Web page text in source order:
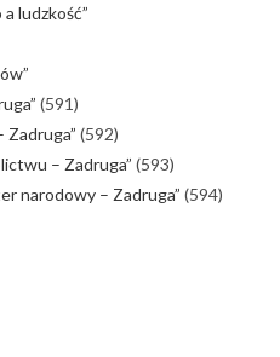
ludzkość”
(591)
Zadruga” (592)
– Zadruga” (593)
narodowy – Zadruga” (594)